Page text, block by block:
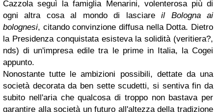
Cazzola seguì la famiglia Menarini, volenterosa più di
ogni altra cosa al mondo di lasciareil Bologna ai
bolognesi, citando convinzione diffusa nella Dotta. Dietro
la Presidenza conquistata esisteva la solidità (veritiera?,
nds) di un'impresa edile tra le prime in Italia, la Cogei
appunto.
Nonostante tutte le ambizioni possibili, dettate da una
società decorata da ben sette scudetti, si sentiva fin da
subito nell'aria che qualcosa di troppo non bastava per
garantire alla società un futuro all'altezza della tradizione